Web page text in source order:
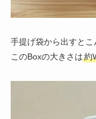
手提げ袋から出すとこ
このBoxの大きさは約